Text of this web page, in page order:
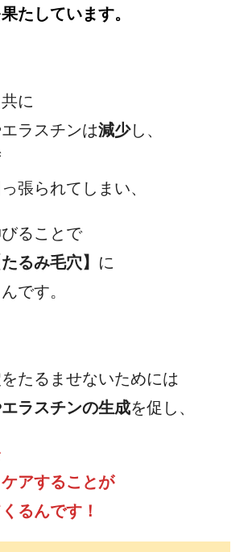
たしています。
に
ラスチンは減少し、
張られてしまい、
ることで
るみ毛穴】 に
です。
たるませないためには
ラスチンの生成を促し、
アすることが
るんです！